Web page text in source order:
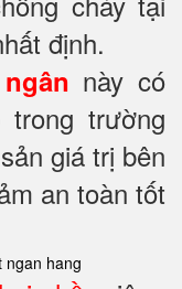
định.
này có
trường
giá trị bên
an toàn tốt